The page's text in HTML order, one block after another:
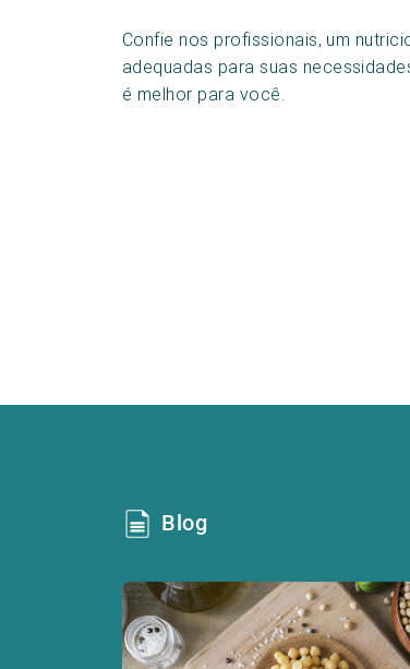
Confie nos profissionais, um
adequadas para suas
é melhor para você.
Blog